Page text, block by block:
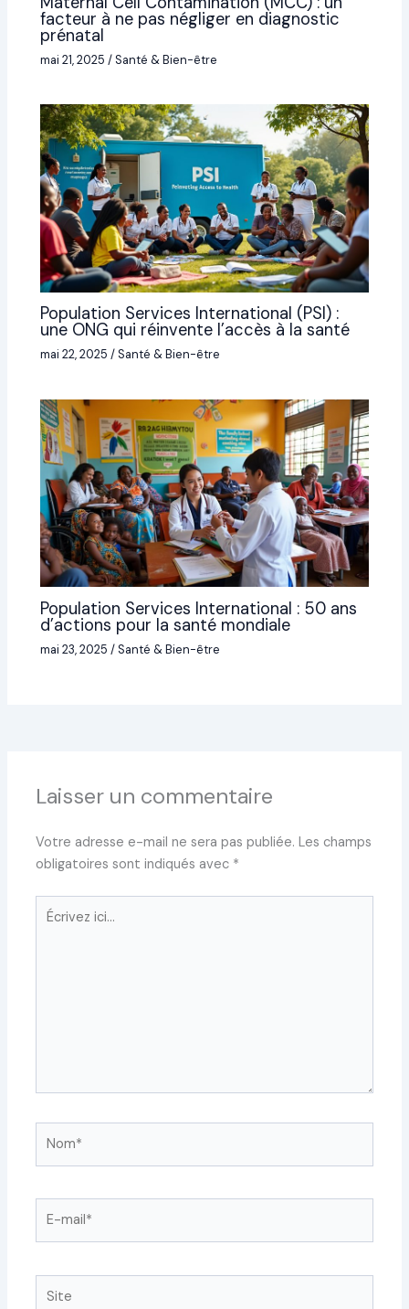
facteur à ne pas négliger en diagnostic
prénatal
mai 21, 2025/Santé & Bien-être
Population Services International (PSI) :
une ONG qui réinvente l’accès à la santé
mai 22, 2025/Santé & Bien-être
Population Services International : 50 ans
d’actions pour la santé mondiale
mai 23, 2025/Santé & Bien-être
Laisser un commentaire
Votre adresse e-mail ne sera pas publiée. Les champs
obligatoires sont indiqués avec *
Écrivez